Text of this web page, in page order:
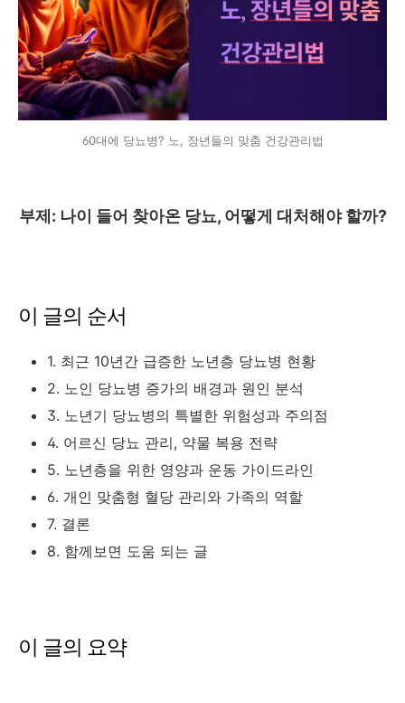
60대에 당뇨병? 노, 장년들의 맞춤 건강관리법
부제: 나이 들어 찾아온 당뇨, 어떻게 대처해야 할까?
이 글의 순서
1. 최근 10년간 급증한 노년층 당뇨병 현황
2. 노인 당뇨병 증가의 배경과 원인 분석
3. 노년기 당뇨병의 특별한 위험성과 주의점
4. 어르신 당뇨 관리, 약물 복용 전략
5. 노년층을 위한 영양과 운동 가이드라인
6. 개인 맞춤형 혈당 관리와 가족의 역할
7. 결론
8. 함께보면 도움 되는 글
이 글의 요약